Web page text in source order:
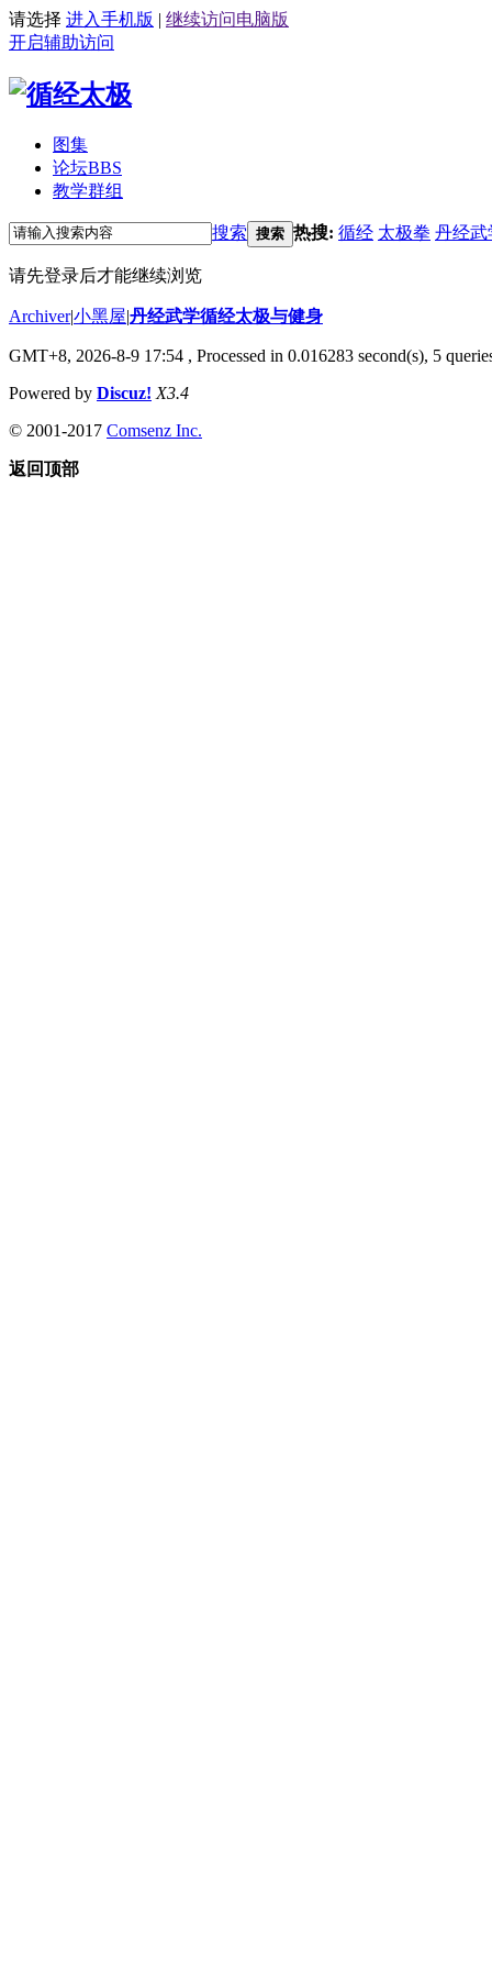
请选择 进入手机版 | 继续访问电脑版
开启辅助访问
图集
论坛BBS
教学群组
搜索 搜索 热搜: 循经 太极拳 丹经武
请先登录后才能继续浏览
Archiver|小黑屋|丹经武学循经太极与健身
GMT+8, 2026-8-9 17:54 , Processed in 0.016283 second(s), 5
Powered by Discuz! X3.4
© 2001-2017 Comsenz Inc.
返回顶部